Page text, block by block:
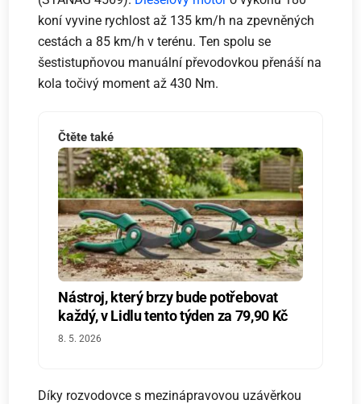
koní vyvine rychlost až 135 km/h na zpevněných
cestách a 85 km/h v terénu. Ten spolu se
šestistupňovou manuální převodovkou přenáší na
kola točivý moment až 430 Nm.
Čtěte také
Nástroj, který brzy bude potřebovat
každý, v Lidlu tento týden za 79,90 Kč
8. 5. 2026
Díky rozvodovce s mezinápravovou uzávěrkou